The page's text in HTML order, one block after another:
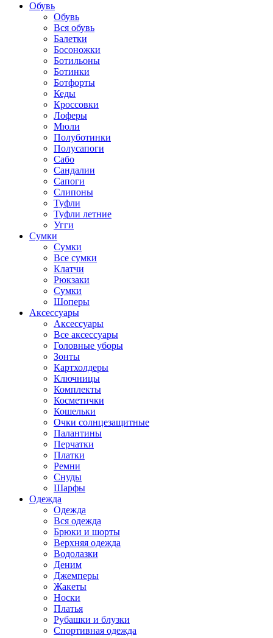
Обувь
Обувь
Вся обувь
Балетки
Босоножки
Ботильоны
Ботинки
Ботфорты
Кеды
Кроссовки
Лоферы
Мюли
Полуботинки
Полусапоги
Сабо
Сандалии
Сапоги
Слипоны
Туфли
Туфли летние
Угги
Сумки
Сумки
Все сумки
Клатчи
Рюкзаки
Сумки
Шоперы
Аксессуары
Аксессуары
Все аксессуары
Головные уборы
Зонты
Картхолдеры
Ключницы
Комплекты
Косметички
Кошельки
Очки солнцезащитные
Палантины
Перчатки
Платки
Ремни
Снуды
Шарфы
Одежда
Одежда
Вся одежда
Брюки и шорты
Верхняя одежда
Водолазки
Деним
Джемперы
Жакеты
Носки
Платья
Рубашки и блузки
Спортивная одежда